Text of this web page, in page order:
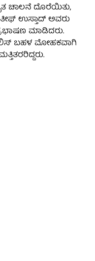
ಚಾಲನೆ ದೊರೆಯಿತು,
ಉಸ್ತಾದ್ ಅವರು
ಮಾಡಿದರು.
ಬಹಳ ಮೋಹಕವಾಗಿ